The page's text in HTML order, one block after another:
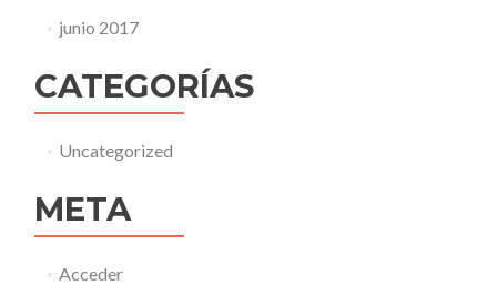
junio 2017
CATEGORÍAS
Uncategorized
META
Acceder